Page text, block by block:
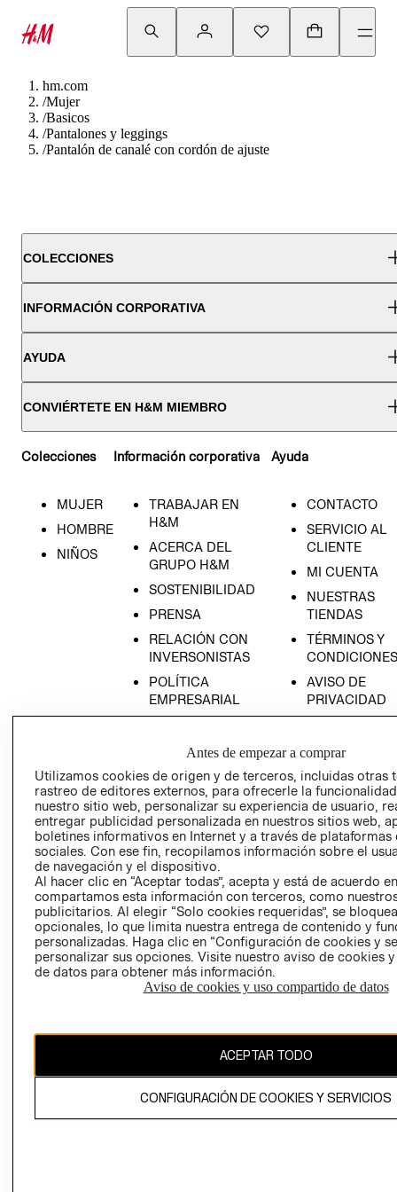
hm.com
/Mujer
/Basicos
/Pantalones y leggings
/Pantalón de canalé con cordón de ajuste
COLECCIONES
INFORMACIÓN CORPORATIVA
AYUDA
CONVIÉRTETE EN H&M MIEMBRO
Colecciones
MUJER
HOMBRE
NIÑOS
Información corporativa
TRABAJAR EN
H&M
ACERCA DEL
GRUPO H&M
SOSTENIBILIDAD
PRENSA
RELACIÓN CON
INVERSONISTAS
POLÍTICA
EMPRESARIAL
Ayuda
CONTACTO
SERVICIO AL
CLIENTE
MI CUENTA
NUESTRAS
TIENDAS
TÉRMINOS Y
CONDICIONES
AVISO DE
PRIVACIDAD
AVISO DE
LIBRO DE
Ecuador ($)
CAMBIAR REGIÓN
propiedad de H&M Hennes & Mauritz AB.
Antes de empezar a comprar
Utilizamos cookies de origen y de terceros, incluidas otras
rastreo de editores externos, para ofrecerle la
nuestro sitio web, personalizar su experiencia de usuario,
entregar publicidad personalizada en nuestros sitios web,
boletines informativos en Internet y a través de plataformas
sociales. Con ese fin, recopilamos información sobre el
de navegación y el dispositivo.
Al hacer clic en “Aceptar todas”, acepta y está de acuerdo
compartamos esta información con terceros, como
publicitarios. Al elegir “Solo cookies requeridas”, se
opcionales, lo que limita nuestra entrega de contenido y
personalizadas. Haga clic en “Configuración de cookies y
personalizar sus opciones. Visite nuestro aviso de cookies
de datos para obtener más información.
Aviso de cookies y uso compartido de datos
ACEPTAR TODO
CONFIGURACIÓN DE COOKIES Y SERVICIOS